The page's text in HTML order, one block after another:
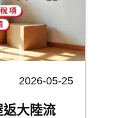
2026-05-25
返大陸流